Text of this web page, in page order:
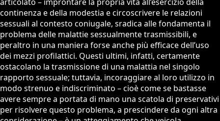
continenza e della modestia e circoscrivere le relazioni
sessuali al contesto coniugale, sradica alle fondamenta il
problema delle malattie sessualmente trasmissibili, e
peraltro in una maniera forse anche più efficace dell’uso
dei mezzi profilattici. Questi ultimi, infatti, certamente
ostacolano la trasmissione di una malattia nel singolo
rapporto sessuale; tuttavia, incoraggiare al loro utilizzo in
modo strenuo e indiscriminato – cioè come se bastasse
avere sempre a portata di mano una scatola di preservativi
per risolvere questo problema, a prescindere da ogni altra